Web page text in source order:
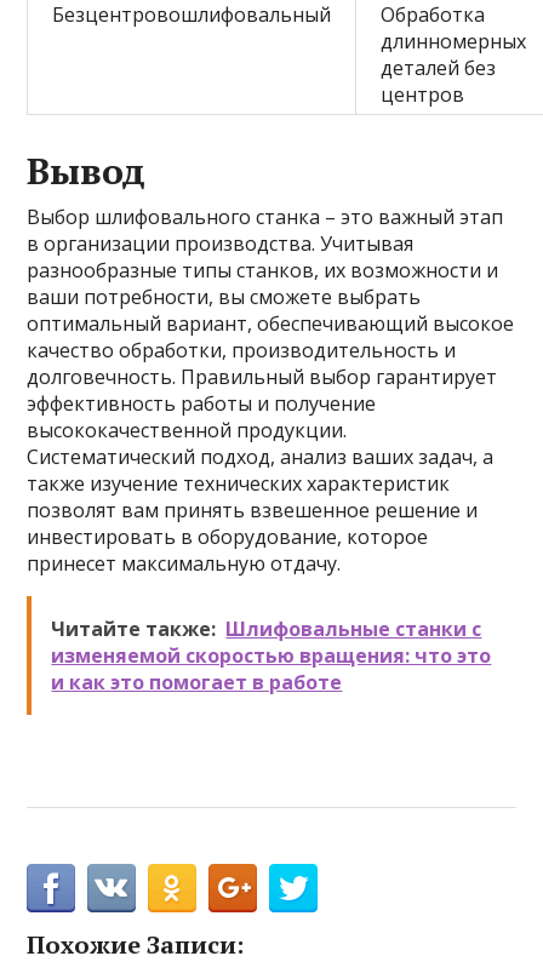
Безцентровошлифовальный
Обработка
длинномерных
деталей без
центров
Вывод
Выбор шлифовального станка – это важный этап
в организации производства. Учитывая
разнообразные типы станков, их возможности и
ваши потребности, вы сможете выбрать
оптимальный вариант, обеспечивающий высокое
качество обработки, производительность и
долговечность. Правильный выбор гарантирует
эффективность работы и получение
высококачественной продукции.
Систематический подход, анализ ваших задач, а
также изучение технических характеристик
позволят вам принять взвешенное решение и
инвестировать в оборудование, которое
принесет максимальную отдачу.
Читайте также: Шлифовальные станки с
изменяемой скоростью вращения: что это
и как это помогает в работе
Похожие Записи: